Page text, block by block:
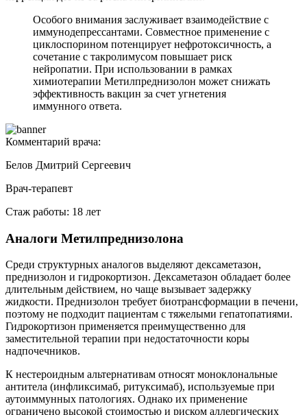
Особого внимания заслуживает взаимодействие с
иммунодепрессантами. Совместное применение с
циклоспорином потенцирует нефротоксичность, а
сочетание с такролимусом повышает риск
нейропатии. При использовании в рамках
химиотерапии Метилпреднизолон может снижать
эффективность вакцин за счет угнетения
иммунного ответа.
Комментарий врача:
Белов Дмитрий Сергеевич
Врач-терапевт
Стаж работы: 18 лет
Аналоги Метилпреднизолона
Среди структурных аналогов выделяют дексаметазон,
преднизолон и гидрокортизон. Дексаметазон обладает более
длительным действием, но чаще вызывает задержку
жидкости. Преднизолон требует биотрансформации в печени,
поэтому не подходит пациентам с тяжелыми гепатопатиями.
Гидрокортизон применяется преимущественно для
заместительной терапии при недостаточности коры
надпочечников.
К нестероидным альтернативам относят моноклональные
антитела (инфликсимаб, ритуксимаб), используемые при
аутоиммунных патологиях. Однако их применение
ограничено высокой стоимостью и риском аллергических